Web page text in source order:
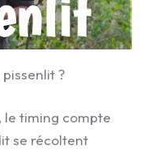
?
le timing compte
se récoltent